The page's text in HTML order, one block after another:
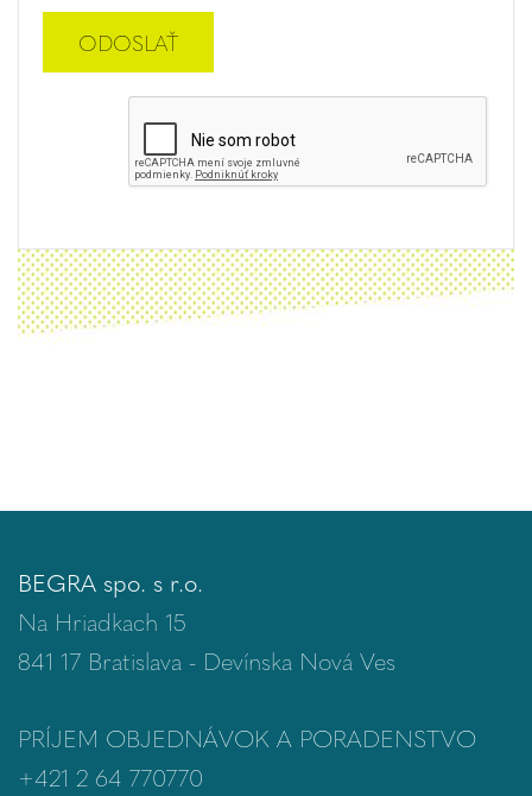
BEGRA spo. s r.o.
Na Hriadkach 15
841 17 Bratislava - Devínska Nová Ves
PRÍJEM OBJEDNÁVOK A PORADENSTVO
+421 2 64 770770